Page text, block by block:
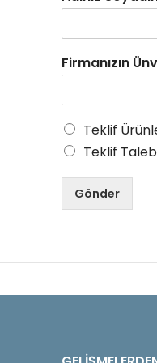
Firmanızın
Teklif
Teklif
Gönder